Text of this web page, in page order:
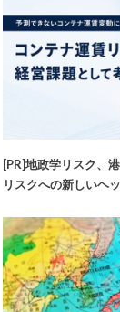
[PR]地政学リスク、
リスクへの新しいヘ